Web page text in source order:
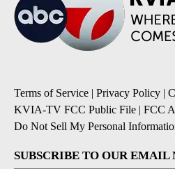
Terms of Service | Privacy Policy |
KVIA-TV FCC Public File | FCC
Do Not Sell My Personal
SUBSCRIBE TO OUR EMAIL